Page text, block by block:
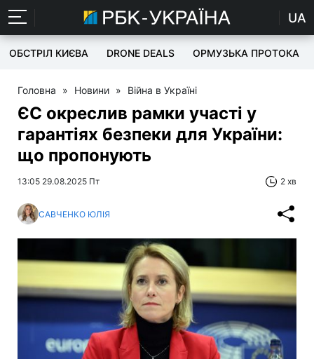
UA
ОБСТРІЛ КИЄВА DRONE DEALS ОРМУЗЬКА ПРОТОКА
Головна » Новини » Війна в Україні
ЄС окреслив рамки участі у
гарантіях безпеки для України:
що пропонують
13:05 29.08.2025 Пт 2 хв
САВЧЕНКО ЮЛІЯ